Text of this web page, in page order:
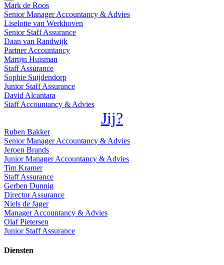
Mark de Roos
Senior Manager Accountancy & Advies
Liselotte van Werkhoven
Senior Staff Assurance
Daan van Randwijk
Partner Accountancy
Martijn Huisman
Staff Assurance
Sophie Suijdendorp
Junior Staff Assurance
David Alcantara
Staff Accountancy & Advies
Jij?
Ruben Bakker
Senior Manager Accountancy & Advies
Jeroen Brands
Junior Manager Accountancy & Advies
Tim Kramer
Staff Assurance
Gerben Dunnig
Director Assurance
Niels de Jager
Manager Accountancy & Advies
Olaf Pietersen
Junior Staff Assurance
Diensten